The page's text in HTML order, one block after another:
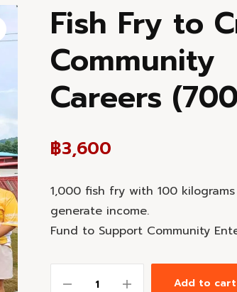
Fish Fry to
Community
Careers
฿3,600
1,000 fish fry with 100
generate income.
Fund to Support Community
Add to cart